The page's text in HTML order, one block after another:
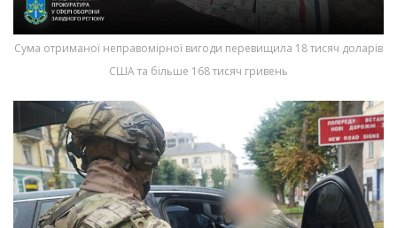
Сума отриманої неправомірної вигоди перевищила 18 тисяч доларів
США та більше 168 тисяч гривень